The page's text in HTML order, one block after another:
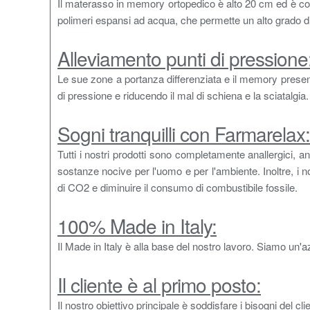
Il materasso in memory ortopedico è alto 20 cm ed è
polimeri espansi ad acqua, che permette un alto grado
Alleviamento punti di
Le sue zone a portanza differenziata e il memory
di pressione e riducendo il mal di schiena e la sciatalgia.
Sogni tranquilli con Farmarelax:
Tutti i nostri prodotti sono completamente anallergici,
sostanze nocive per l'uomo e per l'ambiente. Inoltre, i
di CO2 e diminuire il consumo di combustibile fossile.
100% Made in Italy:
Il Made in Italy è alla base del nostro lavoro. Siamo
Il cliente è al primo posto:
Il nostro obiettivo principale è soddisfare i bisogni del